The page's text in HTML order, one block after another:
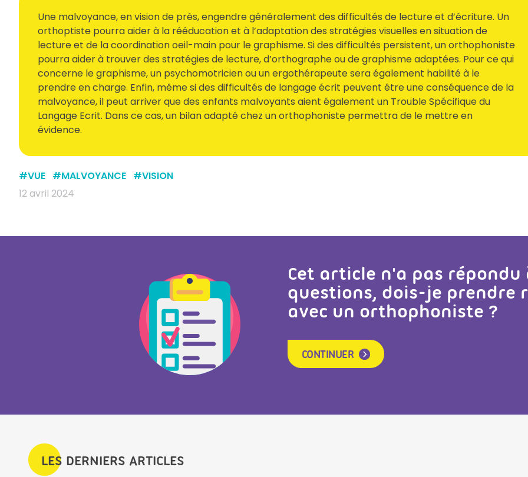
Une malvoyance, en vision de près, engendre généralement des difficultés de lecture et d’écriture. Un
orthoptiste pourra aider à la rééducation et à l’adaptation des stratégies visuelles en situation de
lecture et de la coordination oeil-main pour le graphisme. Si des difficultés persistent, un orthophoniste
pourra aider à trouver des stratégies de lecture, d’orthographe ou de graphisme adaptées. Pour ce qui
concerne le graphisme, un psychomotricien ou un ergothérapeute sera également habilité à le
prendre en charge. Enfin, même si des difficultés de langage écrit peuvent être une conséquence de la
malvoyance, il peut arriver que des enfants malvoyants aient également un Trouble Spécifique du
Langage Ecrit. Dans ce cas, un bilan adapté chez un orthophoniste permettra de le mettre en
évidence.
#VUE #MALVOYANCE #VISION
12 avril 2024
Cet article n'a pas répondu
questions, dois-je prendre
avec un orthophoniste ?
CONTINUER
LES DERNIERS ARTICLES